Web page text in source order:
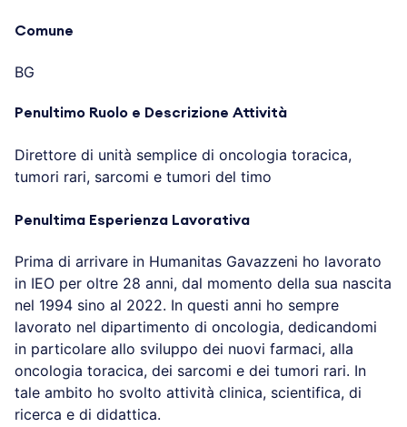
Comune
BG
Penultimo Ruolo e Descrizione Attività
Direttore di unità semplice di oncologia toracica,
tumori rari, sarcomi e tumori del timo
Penultima Esperienza Lavorativa
Prima di arrivare in Humanitas Gavazzeni ho lavorato
in IEO per oltre 28 anni, dal momento della sua nascita
nel 1994 sino al 2022. In questi anni ho sempre
lavorato nel dipartimento di oncologia, dedicandomi
in particolare allo sviluppo dei nuovi farmaci, alla
oncologia toracica, dei sarcomi e dei tumori rari. In
tale ambito ho svolto attività clinica, scientifica, di
ricerca e di didattica.